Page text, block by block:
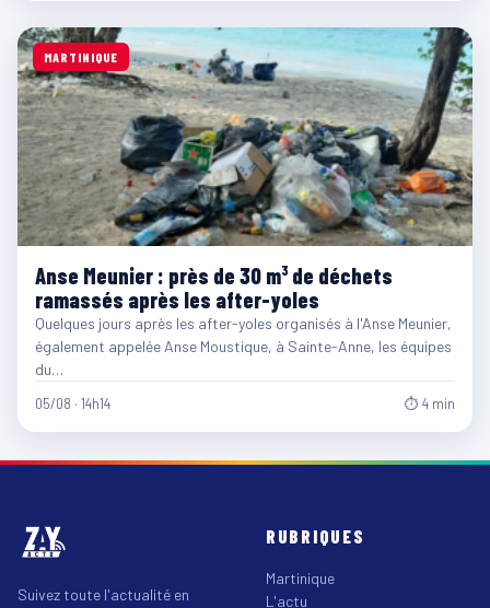
MARTINIQUE
Anse Meunier : près de 30 m³ de déchets
ramassés après les after-yoles
Quelques jours après les after-yoles organisés à l'Anse Meunier,
également appelée Anse Moustique, à Sainte-Anne, les équipes
du…
05/08 · 14h14 ⏱ 4 min
Suivez toute l'actualité en
RUBRIQUES
Martinique
L'actu